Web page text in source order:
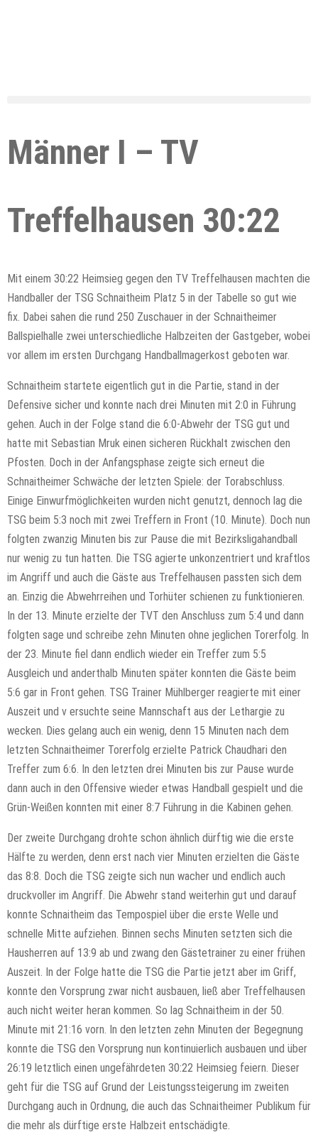
Männer I – TV
Treffelhausen 30:22
Mit einem 30:22 Heimsieg gegen den TV Treffelhausen machten die
Handballer der TSG Schnaitheim Platz 5 in der Tabelle so gut wie
fix. Dabei sahen die rund 250 Zuschauer in der Schnaitheimer
Ballspielhalle zwei unterschiedliche Halbzeiten der Gastgeber, wobei
vor allem im ersten Durchgang Handballmagerkost geboten war.
Schnaitheim startete eigentlich gut in die Partie, stand in der
Defensive sicher und konnte nach drei Minuten mit 2:0 in Führung
gehen. Auch in der Folge stand die 6:0-Abwehr der TSG gut und
hatte mit Sebastian Mruk einen sicheren Rückhalt zwischen den
Pfosten. Doch in der Anfangsphase zeigte sich erneut die
Schnaitheimer Schwäche der letzten Spiele: der Torabschluss.
Einige Einwurfmöglichkeiten wurden nicht genutzt, dennoch lag die
TSG beim 5:3 noch mit zwei Treffern in Front (10. Minute). Doch nun
folgten zwanzig Minuten bis zur Pause die mit Bezirksligahandball
nur wenig zu tun hatten. Die TSG agierte unkonzentriert und kraftlos
im Angriff und auch die Gäste aus Treffelhausen passten sich dem
an. Einzig die Abwehrreihen und Torhüter schienen zu funktionieren.
In der 13. Minute erzielte der TVT den Anschluss zum 5:4 und dann
folgten sage und schreibe zehn Minuten ohne jeglichen Torerfolg. In
der 23. Minute fiel dann endlich wieder ein Treffer zum 5:5
Ausgleich und anderthalb Minuten später konnten die Gäste beim
5:6 gar in Front gehen. TSG Trainer Mühlberger reagierte mit einer
Auszeit und v ersuchte seine Mannschaft aus der Lethargie zu
wecken. Dies gelang auch ein wenig, denn 15 Minuten nach dem
letzten Schnaitheimer Torerfolg erzielte Patrick Chaudhari den
Treffer zum 6:6. In den letzten drei Minuten bis zur Pause wurde
dann auch in den Offensive wieder etwas Handball gespielt und die
Grün-Weißen konnten mit einer 8:7 Führung in die Kabinen gehen.
Der zweite Durchgang drohte schon ähnlich dürftig wie die erste
Hälfte zu werden, denn erst nach vier Minuten erzielten die Gäste
das 8:8. Doch die TSG zeigte sich nun wacher und endlich auch
druckvoller im Angriff. Die Abwehr stand weiterhin gut und darauf
konnte Schnaitheim das Tempospiel über die erste Welle und
schnelle Mitte aufziehen. Binnen sechs Minuten setzten sich die
Hausherren auf 13:9 ab und zwang den Gästetrainer zu einer frühen
Auszeit. In der Folge hatte die TSG die Partie jetzt aber im Griff,
konnte den Vorsprung zwar nicht ausbauen, ließ aber Treffelhausen
auch nicht weiter heran kommen. So lag Schnaitheim in der 50.
Minute mit 21:16 vorn. In den letzten zehn Minuten der Begegnung
konnte die TSG den Vorsprung nun kontinuierlich ausbauen und über
26:19 letztlich einen ungefährdeten 30:22 Heimsieg feiern. Dieser
geht für die TSG auf Grund der Leistungssteigerung im zweiten
Durchgang auch in Ordnung, die auch das Schnaitheimer Publikum für
die mehr als dürftige erste Halbzeit entschädigte.